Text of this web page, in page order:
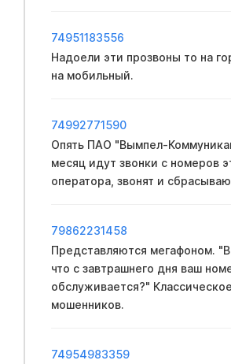
74951183556
Надоели эти прозвоны то на
на мобильный.
74992771590
Опять ПАО "Вымпел-
месяц идут звонки с номеров
оператора, звонят и
79862231458
Представляются мегафоном.
что с завтрашнего дня ваш
обслуживается?" Классическое начало
мошенников.
74954983359